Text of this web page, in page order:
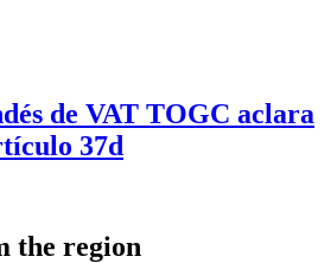
de VAT TOGC aclara
37d
the region